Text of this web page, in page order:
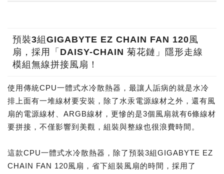
預裝3組GIGABYTE EZ CHAIN FAN 120風
扇，採用「DAISY-CHAIN 菊花鏈」隱形走線
模組無線拼接風扇！
使用傳統CPU一體式水冷散熱器，最讓人詬病的就是水冷
排上面有一堆線材要安裝，除了水汞電源線材之外，還有風
扇的電源線材、ARGB線材，更慘的是3個風扇就有6條線材
要拼接，不僅影響到美觀，組裝與整線也很浪費時間。
這款CPU一體式水冷散熱器，除了預裝3組GIGABYTE EZ
CHAIN FAN 120風扇，省下組裝風扇的時間，採用了